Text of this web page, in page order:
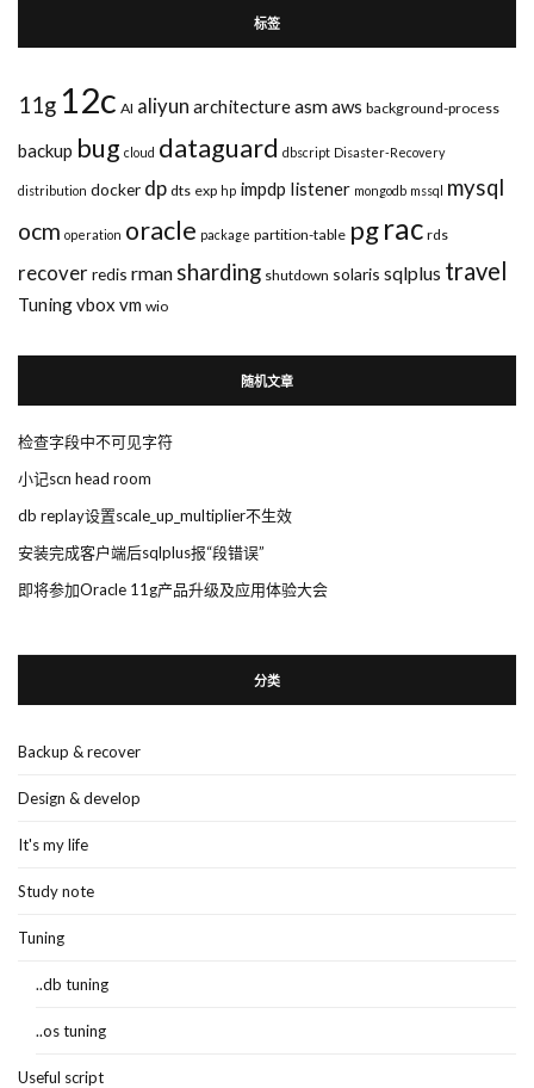
标签
11g 12c AI aliyun architectureasmaws background-process
backup bug cloud dataguard dbscript Disaster-Recovery
distribution docker dp dts exp hp impdp listener mongodb mssql mysql
ocm operation oracle package partition-table pgrac rds
recover redis rman sharding shutdown solaris sqlplus travel
Tuningvbox vm wio
随机文章
检查字段中不可见字符
小记scn head room
db replay设置scale_up_multiplier不生效
安装完成客户端后sqlplus报“段错误”
即将参加Oracle 11g产品升级及应用体验大会
分类
Backup & recover
Design & develop
It's my life
Study note
Tuning
..db tuning
..os tuning
Useful script